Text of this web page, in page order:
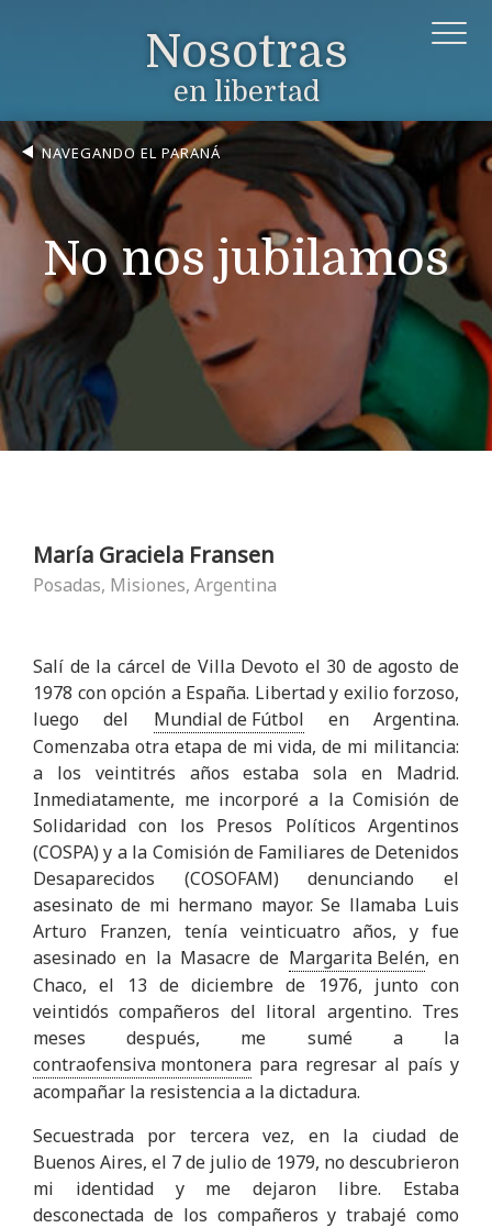
Nosotras
en libertad
NAVEGANDO EL PARANÁ
No nos jubilamos
María Graciela Fransen
Posadas, Misiones, Argentina
Salí de la cárcel de Villa Devoto el 30 de agosto de
1978 con opción a España. Libertad y exilio forzoso,
luego del Mundial de Fútbol en Argentina.
Comenzaba otra etapa de mi vida, de mi militancia:
a los veintitrés años estaba sola en Madrid.
Inmediatamente, me incorporé a la Comisión de
Solidaridad con los Presos Políticos Argentinos
(COSPA) y a la Comisión de Familiares de Detenidos
Desaparecidos (COSOFAM) denunciando el
asesinato de mi hermano mayor. Se llamaba Luis
Arturo Franzen, tenía veinticuatro años, y fue
asesinado en la Masacre de Margarita Belén, en
Chaco, el 13 de diciembre de 1976, junto con
veintidós compañeros del litoral argentino. Tres
meses después, me sumé a la
contraofensiva montonera para regresar al país y
acompañar la resistencia a la dictadura.
Secuestrada por tercera vez, en la ciudad de
Buenos Aires, el 7 de julio de 1979, no descubrieron
mi identidad y me dejaron libre. Estaba
desconectada de los compañeros y trabajé como